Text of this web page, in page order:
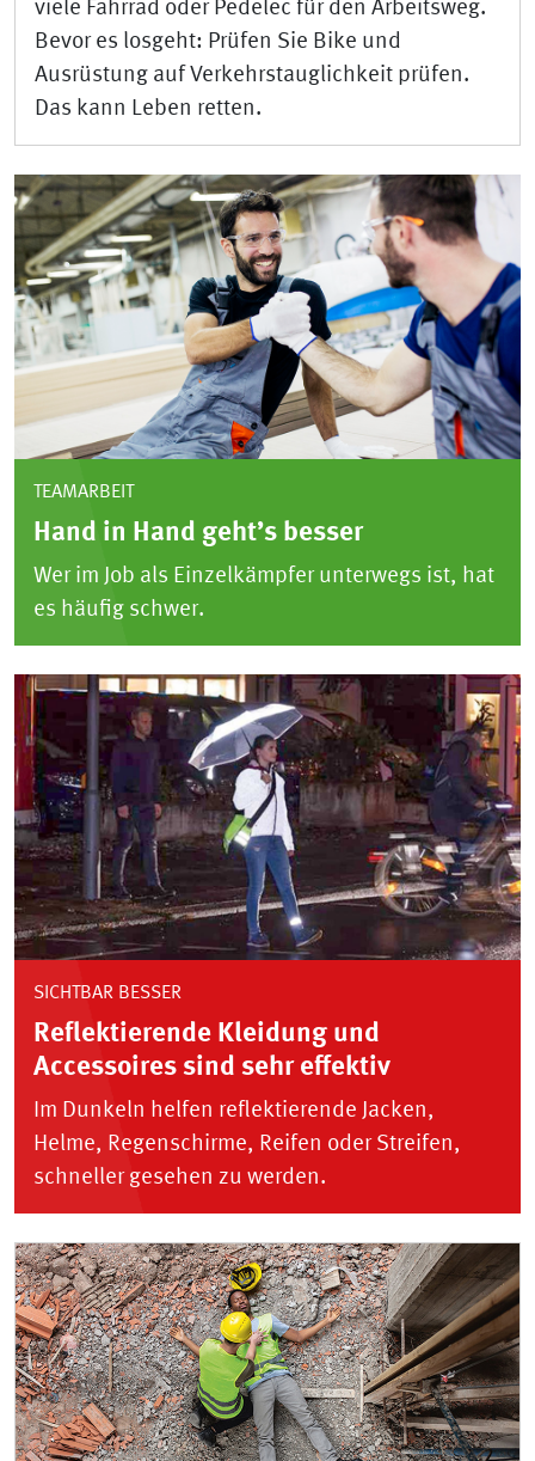
viele Fahrrad oder Pedelec für den Arbeitsweg.
Bevor es losgeht: Prüfen Sie Bike und
Ausrüstung auf Verkehrstauglichkeit prüfen.
Das kann Leben retten.
TEAMARBEIT
Hand in Hand geht’s besser
Wer im Job als Einzelkämpfer unterwegs ist, hat
es häufig schwer.
SICHTBAR BESSER
Reflektierende Kleidung und
Accessoires sind sehr effektiv
Im Dunkeln helfen reflektierende Jacken,
Helme, Regenschirme, Reifen oder Streifen,
schneller gesehen zu werden.